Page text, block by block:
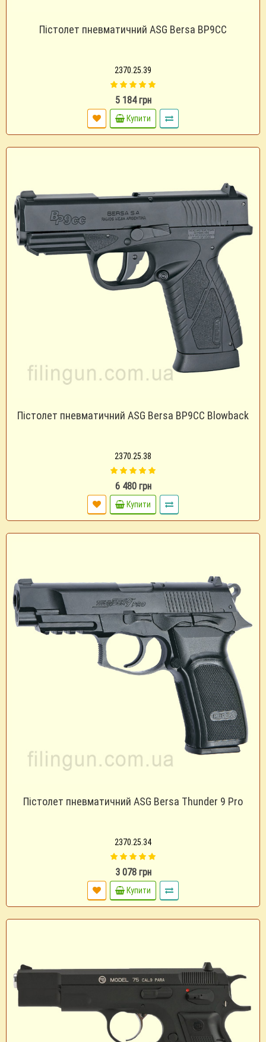
Пістолет пневматичний ASG Bersa BP9CC
2370.25.39
5 184 грн
Купити
Пістолет пневматичний ASG Bersa BP9CC Blowback
2370.25.38
6 480 грн
Купити
Пістолет пневматичний ASG Bersa Thunder 9 Pro
2370.25.34
3 078 грн
Купити